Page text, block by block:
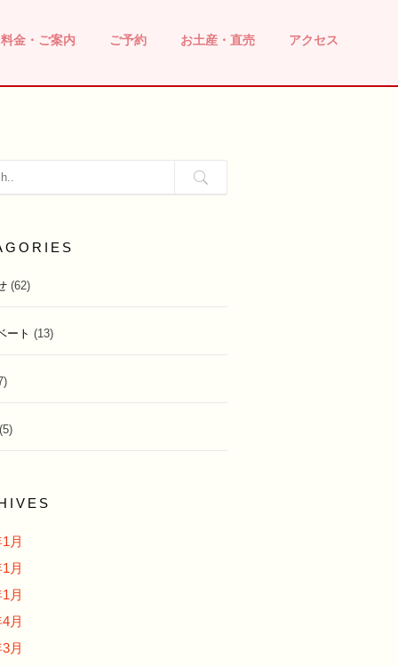
金・ご案内 ご予約 お土産・直売 アクセス
(62)
ート (13)
(5)
月
月
月
月
月